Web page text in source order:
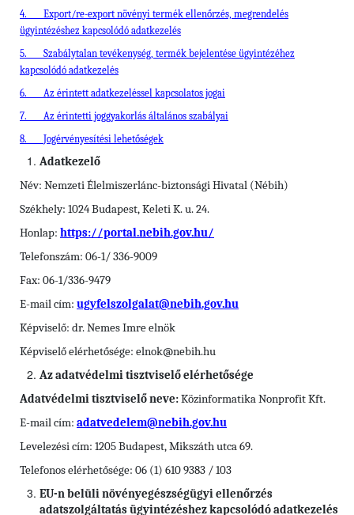
4.
Export/re-export növényi termék ellenőrzés, megrendelés
ügyintézéshez kapcsolódó adatkezelés
5.
Szabálytalan tevékenység, termék bejelentése ügyintézéhez
kapcsolódó adatkezelés
6.
Az érintett adatkezeléssel kapcsolatos jogai
7.
Az érintetti joggyakorlás általános szabályai
8.
Jogérvényesítési lehetőségek
Adatkezelő
Név: Nemzeti Élelmiszerlánc-biztonsági Hivatal (Nébih)
Székhely: 1024 Budapest, Keleti K. u. 24.
Honlap: https://portal.nebih.gov.hu/
Telefonszám: 06-1/ 336-9009
Fax: 06-1/336-9479
E-mail cím: ugyfelszolgalat@nebih.gov.hu
Képviselő: dr. Nemes Imre elnök
Képviselő elérhetősége: elnok@nebih.hu
Az adatvédelmi tisztviselő elérhetősége
Adatvédelmi tisztviselő neve:Közinformatika Nonprofit Kft.
E-mail cím: adatvedelem@nebih.gov.hu
Levelezési cím: 1205 Budapest, Mikszáth utca 69.
Telefonos elérhetősége: 06 (1) 610 9383 / 103
EU-n belüli növényegészségügyi ellenőrzés
adatszolgáltatás ügyintézéshez kapcsolódó adatkezelés